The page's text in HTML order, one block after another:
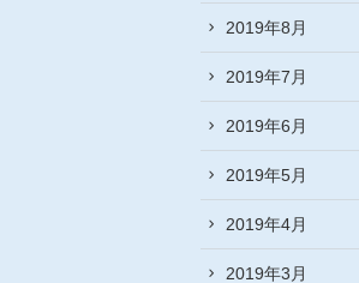
2019年8月
2019年7月
2019年6月
2019年5月
2019年4月
2019年3月